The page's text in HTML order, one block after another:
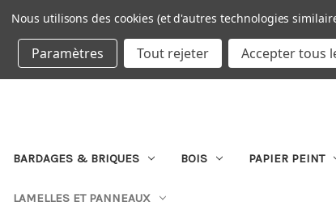
DEVISE : EUR
BARDAGES & BRIQUES BOIS PAPIER PEINT
LAMELLES ET PANNEAUX
Nous utilisons des cookies (et d'autres technologies
Paramètres Tout rejeter Accepter tous